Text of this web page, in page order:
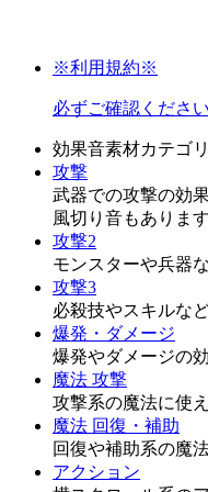
※利用規約※
必ずご確認ください
効果音素材カテゴリ
攻撃
武器での攻撃の効
風切り音もあります
攻撃2
モンスターや兵器
攻撃3
必殺技やスキルな
爆発・ダメージ
爆発やダメージの
魔法 攻撃
攻撃系の魔法に使
魔法 回復・補助
回復や補助系の魔
アクション